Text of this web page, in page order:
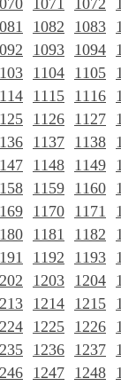
1071 1072
1082 1083
1093 1094
1104 1105
1115 1116
1126 1127
1137 1138
1148 1149
1159 1160
1170 1171
1181 1182
1192 1193
1203 1204
1214 1215
1225 1226
1236 1237
1247 1248